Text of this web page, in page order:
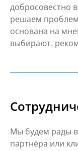
добросовестно
решаем
основана на
выбирают,
Мы будем рады
партнёра или